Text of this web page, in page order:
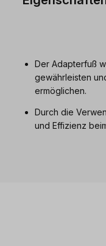
Der Adapterfuß
gewährleisten
ermöglichen.
Durch die
und Effizienz